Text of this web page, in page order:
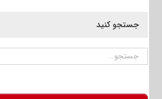
جستجو کنید
جستجو